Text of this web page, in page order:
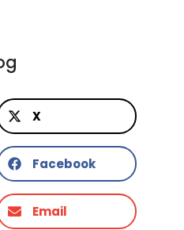
X
Facebook
Email